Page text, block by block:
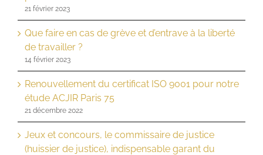
21 février 2023
Que faire en cas de grève et d’entrave à la liberté
de travailler ?
14 février 2023
Renouvellement du certificat ISO 9001 pour notre
étude ACJIR Paris 75
21 décembre 2022
Jeux et concours, le commissaire de justice
(huissier de justice), indispensable garant du